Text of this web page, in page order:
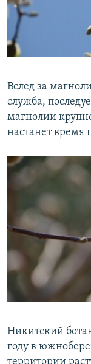
Вслед за
служба,
магнолии
настанет время
Никитский
году в